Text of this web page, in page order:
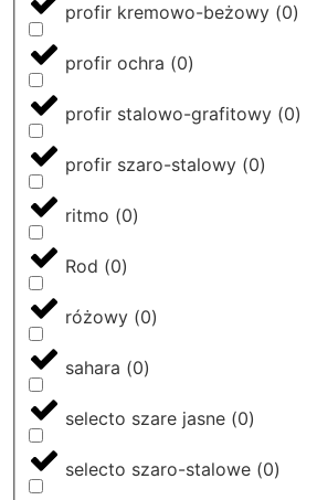
profir kremowo-beżowy (0)
profir ochra (0)
profir stalowo-grafitowy (0)
profir szaro-stalowy (0)
ritmo (0)
Rod (0)
różowy (0)
sahara (0)
selecto szare jasne (0)
selecto szaro-stalowe (0)